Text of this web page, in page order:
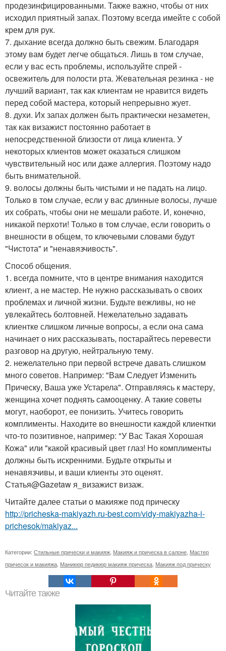
продезинфицированными. Также важно, чтобы от них
исходил приятный запах. Поэтому всегда имейте с собой
крем для рук.
7. дыхание всегда должно быть свежим. Благодаря
этому вам будет легче общаться. Лишь в том случае,
если у вас есть проблемы, используйте спрей -
освежитель для полости рта. Жевательная резинка - не
лучший вариант, так как клиентам не нравится видеть
перед собой мастера, который непрерывно жует.
8. духи. Их запах должен быть практически незаметен,
так как визажист постоянно работает в
непосредственной близости от лица клиента. У
некоторых клиентов может оказаться слишком
чувствительный нос или даже аллергия. Поэтому надо
быть внимательной.
9. волосы должны быть чистыми и не падать на лицо.
Только в том случае, если у вас длинные волосы, лучше
их собрать, чтобы они не мешали работе. И, конечно,
никакой перхоти! Только в том случае, если говорить о
внешности в общем, то ключевыми словами будут
"Чистота" и "ненавязчивость".
Способ общения.
1. всегда помните, что в центре внимания находится
клиент, а не мастер. Не нужно рассказывать о своих
проблемах и личной жизни. Будьте вежливы, но не
увлекайтесь болтовней. Нежелательно задавать
клиентке слишком личные вопросы, а если она сама
начинает о них рассказывать, постарайтесь перевести
разговор на другую, нейтральную тему.
2. нежелательно при первой встрече давать слишком
много советов. Например: "Вам Следует Изменить
Прическу, Ваша уже Устарела". Отправляясь к мастеру,
женщина хочет поднять самооценку. А такие советы
могут, наоборот, ее понизить. Учитесь говорить
комплименты. Находите во внешности каждой клиентки
что-то позитивное, например: "У Вас Такая Хорошая
Кожа" или "какой красивый цвет глаз! Но комплименты
должны быть искренними. Будьте открыты и
ненавязчивы, и ваши клиенты это оценят.
Статья@Gazetaw я_визажист визаж.
Читайте далее статьи о макияже под прическу
http://pricheska-makiyazh.ru-best.com/vidy-makiyazha-i-
prichesok/makiyaz...
Категории: Стильные прически и макияж Макияж и прическа в салоне Мастер
причесок и макияжа Маникюр педикюр макияж прическа Макияж под прическу
Читайте также